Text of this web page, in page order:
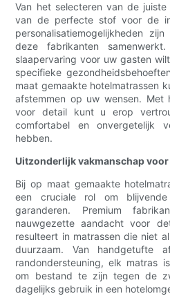
Van het selecteren van de
van de perfecte stof voor de
personalisatiemogelijkheden
deze fabrikanten
slaapervaring voor uw gasten
specifieke
maat gemaakte hotelmatrassen
afstemmen op uw wensen. Met
voor detail kunt u erop
comfortabel en onvergetelijk
hebben.
Uitzonderlijk vakmanschap
Bij op maat gemaakte
een cruciale rol om
garanderen. Premium
nauwgezette aandacht voor
resulteert in matrassen die niet
duurzaam. Van handgetufte
randondersteuning, elk matras
om bestand te zijn tegen de
dagelijks gebruik in een